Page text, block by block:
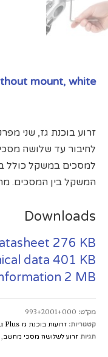
mount, white
זרוע בוכנת גז, שני
לחיבור עד שלושה
המשקל בין המסכים. מתאים
Downloads
276 KB
data 401 KB
2 MB
מק״ט: 993+2001+000
קטגוריות: זרועות בוכנת גז Clu Plus
תגיות זרוע לשלושה מסכי מחשב